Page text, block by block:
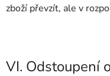
zboží převzít, ale v
VI. Odstoupení